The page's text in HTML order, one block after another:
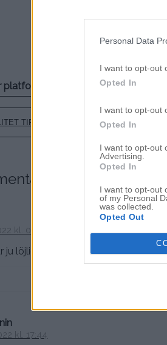
Personal Data
I want to opt-out
Opted In
I want to opt-out
Opted In
I want to opt-out
Advertising.
Opted In
I want to opt-out
of my Personal
was collected.
Opted Out
TIPS
till “
kl. 09:18
ju löjligt snygg enligt min smak. Allt
kl. 17:44